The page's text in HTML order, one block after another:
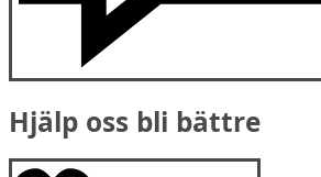
Hjälp oss bli bättre